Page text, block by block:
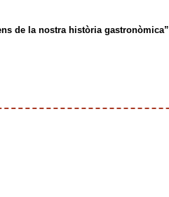
de la nostra història gastronòmica”